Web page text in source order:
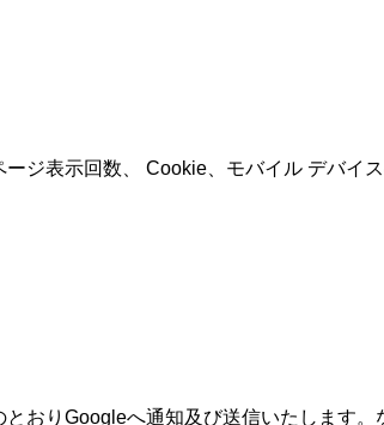
ジ表示回数、 Cookie 、モバイル デバイ
おり Googleへ通知及び送信いたします。